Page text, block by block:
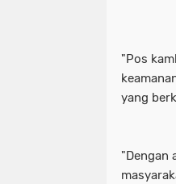
"Pos
yang
"Dengan